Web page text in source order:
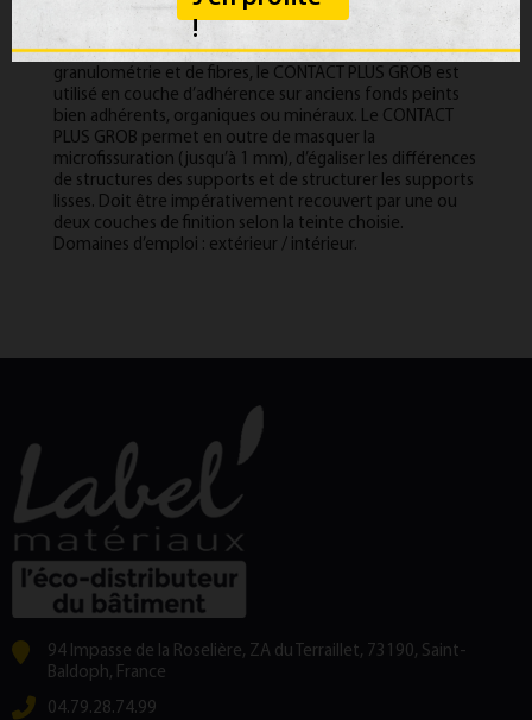
Composé de charges minérales de très forte
granulométrie et de fibres, le CONTACT PLUS GROB est
utilisé en couche d’adhérence sur anciens fonds peints
bien adhérents, organiques ou minéraux. Le CONTACT
PLUS GROB permet en outre de masquer la
microfissuration (jusqu’à 1 mm), d’égaliser les différences
de structures des supports et de structurer les supports
lisses. Doit être impérativement recouvert par une ou
deux couches de finition selon la teinte choisie.
Domaines d’emploi : extérieur / intérieur.
94 Impasse de la Roselière, ZA du Terraillet, 73190, Saint-
Baldoph, France
04.79.28.74.99
!